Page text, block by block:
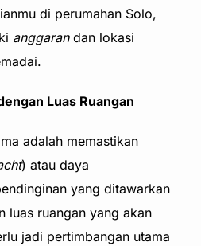
di perumahan Solo,
anggarandan lokasi
Luas Ruangan
adalah memastikan
) atau daya
yang ditawarkan
luas ruangan yang akan
jadi pertimbangan utama